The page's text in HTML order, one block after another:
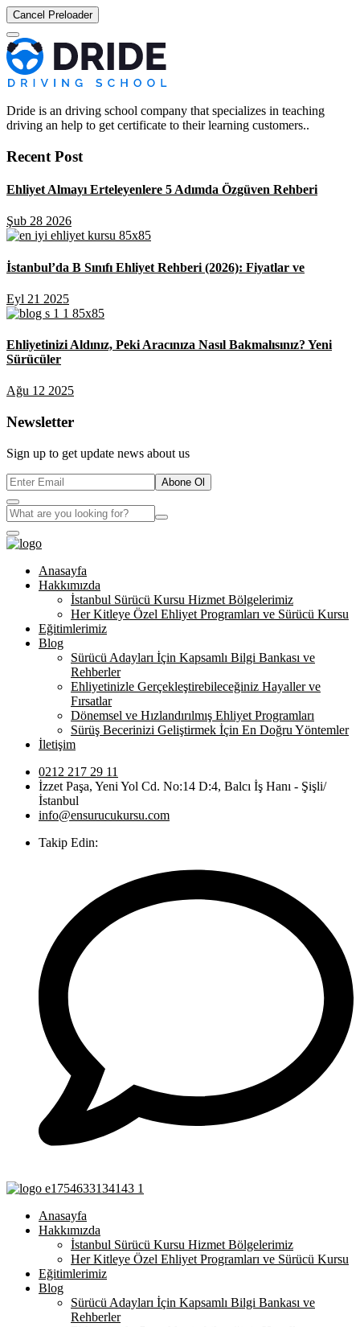
Cancel Preloader
Dride is an driving school company that specializes in teaching
driving an help to get certificate to their learning customers..
Recent Post
Ehliyet Almayı Erteleyenlere 5 Adımda Özgüven Rehberi
Şub 28 2026
İstanbul’da B Sınıfı Ehliyet Rehberi (2026): Fiyatlar ve
Eyl 21 2025
Ehliyetinizi Aldınız, Peki Aracınıza Nasıl Bakmalısınız? Yeni
Sürücüler
Ağu 12 2025
Newsletter
Sign up to get update news about us
Abone Ol
Anasayfa
Hakkımızda
İstanbul Sürücü Kursu Hizmet Bölgelerimiz
Her Kitleye Özel Ehliyet Programları ve Sürücü Kursu
Eğitimlerimiz
Blog
Sürücü Adayları İçin Kapsamlı Bilgi Bankası ve
Rehberler
Ehliyetinizle Gerçekleştirebileceğiniz Hayaller ve
Fırsatlar
Dönemsel ve Hızlandırılmış Ehliyet Programları
Sürüş Becerinizi Geliştirmek İçin En Doğru Yöntemler
İletişim
0212 217 29 11
İzzet Paşa, Yeni Yol Cd. No:14 D:4, Balcı İş Hanı - Şişli/
İstanbul
info@ensurucukursu.com
Takip Edin:
Anasayfa
Hakkımızda
İstanbul Sürücü Kursu Hizmet Bölgelerimiz
Her Kitleye Özel Ehliyet Programları ve Sürücü Kursu
Eğitimlerimiz
Blog
Sürücü Adayları İçin Kapsamlı Bilgi Bankası ve
Rehberler